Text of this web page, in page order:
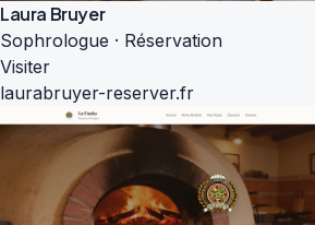
Laura Bruyer
Sophrologue · Réservation
Visiter
laurabruyer-reserver.fr